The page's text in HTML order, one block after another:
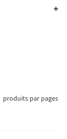
produits par pages